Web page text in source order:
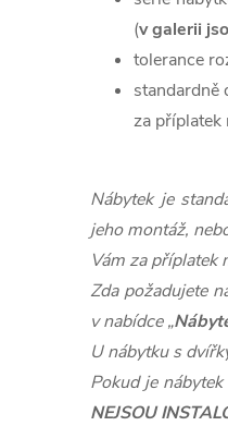
(v galerii
tolerance
standardně
za příplatek
Nábytek je
jeho montáž,
Vám za příplatek
Zda požadujete
v nabídce „
U nábytku s
Pokud je
NEJSOU